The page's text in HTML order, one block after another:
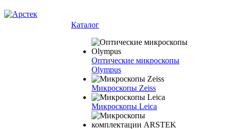
Каталог
Оптические микроскопы
Olympus
Микроскопы Zeiss
Микроскопы Leica